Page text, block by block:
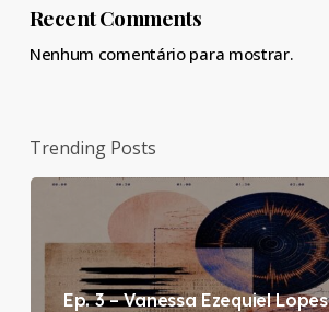
Recent Comments
Nenhum comentário para mostrar.
Trending Posts
Ep. 3 – Vanessa Ezequiel Lopes